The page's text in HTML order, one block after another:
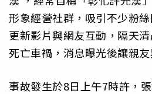
形象經營社群，吸引不少粉
更新影片與網友互動，隔天
死亡車禍，消息曝光後讓親
事故發生於8日上午7時許，